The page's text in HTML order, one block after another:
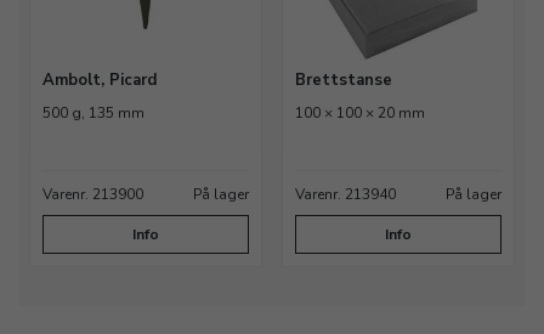
Ambolt, Picard
500 g, 135 mm
Varenr. 213900 På lager
Info
Brettstanse
100 × 100 × 20 mm
Varenr. 213940 På lager
Info